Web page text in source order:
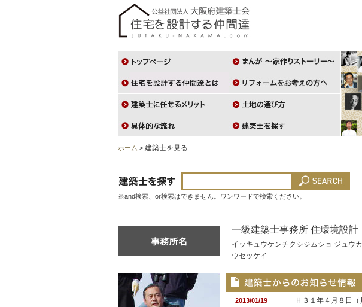
ホーム > 建築士を見る
※and検索、or検索はできません。ワンワードで検索ください。
一級建築士事務所 住環境設計
イッキュウケンチクシジムショ ジュウ
ウセッケイ
2013/01/19
Ｈ３１年４月８日